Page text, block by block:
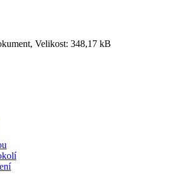
Velikost: 348,17 kB